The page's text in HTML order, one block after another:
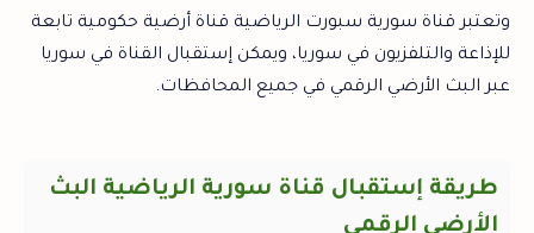
وتعتبر قناة سورية سبورت الرياضية قناة أرضية حكومية تابعة
للإذاعة والتلفزيون في سوريا، ويمكن إستقبال القناة في سوريا
عبر البث الأرضي الرقمي في جميع المحافظات.
طريقة إستقبال قناة سورية الرياضية البث
الأرضي الرقمي